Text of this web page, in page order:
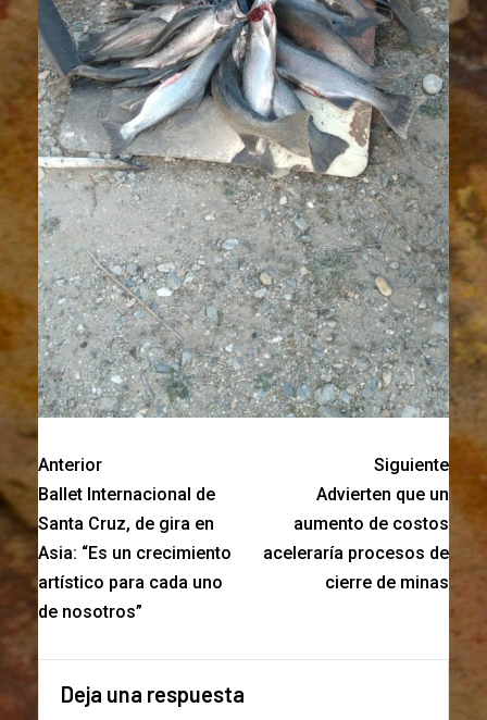
Anterior
Ballet Internacional de
Santa Cruz, de gira en
Asia: “Es un crecimiento
artístico para cada uno
de nosotros”
Siguiente
Advierten que un
aumento de costos
aceleraría procesos de
cierre de minas
Deja una respuesta